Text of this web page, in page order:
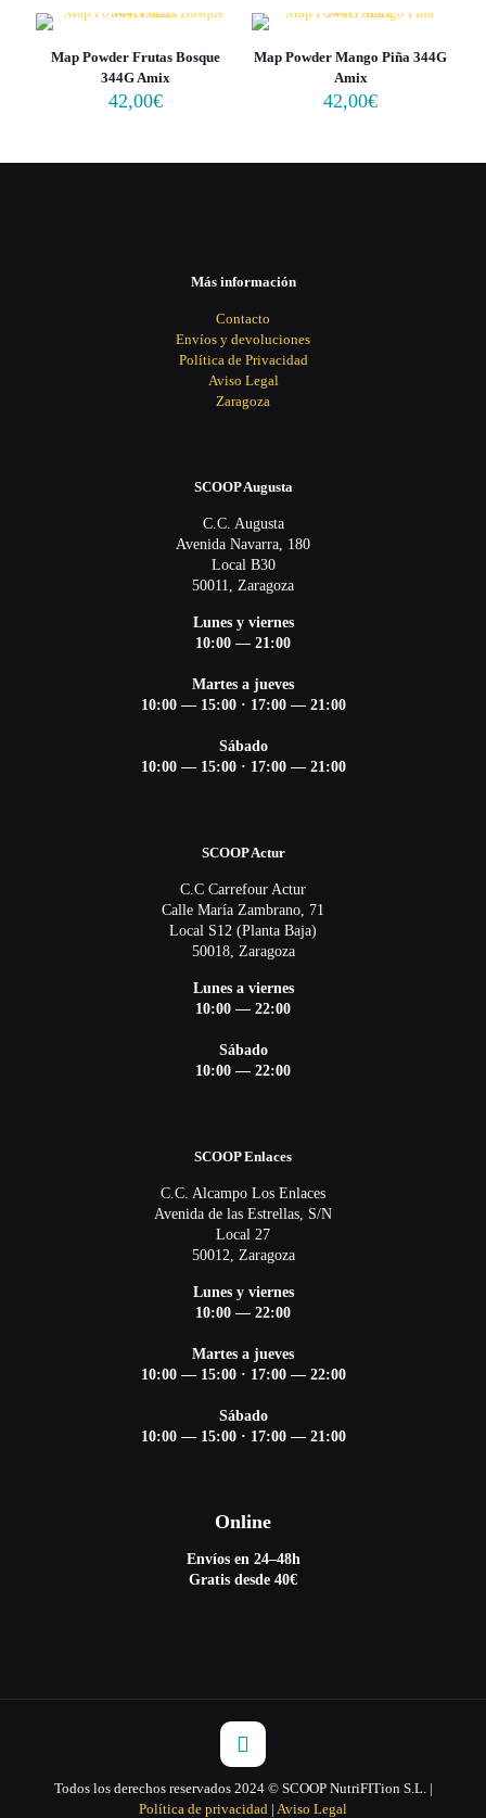
Map Powder Frutas Bosque
344G Amix
42,00€
Map Powder Mango Piña 344G
Amix
42,00€
Más información
Contacto
Envíos y devoluciones
Política de Privacidad
Aviso Legal
Zaragoza
SCOOP Augusta
C.C. Augusta
Avenida Navarra, 180
Local B30
50011, Zaragoza
Lunes y viernes
10:00 — 21:00
Martes a jueves
10:00 — 15:00 · 17:00 — 21:00
Sábado
10:00 — 15:00 · 17:00 — 21:00
SCOOP Actur
C.C Carrefour Actur
Calle María Zambrano, 71
Local S12 (Planta Baja)
50018, Zaragoza
Lunes a viernes
10:00 — 22:00
Sábado
10:00 — 22:00
SCOOP Enlaces
C.C. Alcampo Los Enlaces
Avenida de las Estrellas, S/N
Local 27
50012, Zaragoza
Lunes y viernes
10:00 — 22:00
Martes a jueves
10:00 — 15:00· 17:00 — 22:00
Sábado
10:00 — 15:00· 17:00 — 21:00
Online
Envíos en 24–48h
Gratis desde 40€
Todos los derechos reservados 2024 © SCOOP NutriFITion S.L. |
Política de privacidad | Aviso Legal